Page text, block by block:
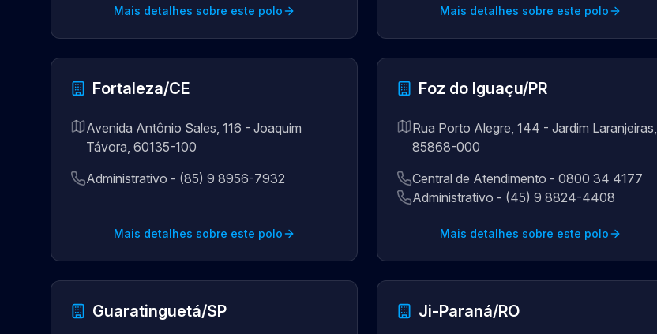
Mais detalhes sobre este polo Mais detalhes sobre este polo
Fortaleza/CE
Avenida Antônio Sales, 116 - Joaquim
Távora, 60135-100
Administrativo - (85) 9 8956-7932
Mais detalhes sobre este polo
Foz do Iguaçu/PR
Rua Porto Alegre, 144 - Jardim Laranjeiras,
85868-000
Central de Atendimento - 0800 34 4177
Administrativo - (45) 9 8824-4408
Mais detalhes sobre este polo
Guaratinguetá/SP Ji-Paraná/RO